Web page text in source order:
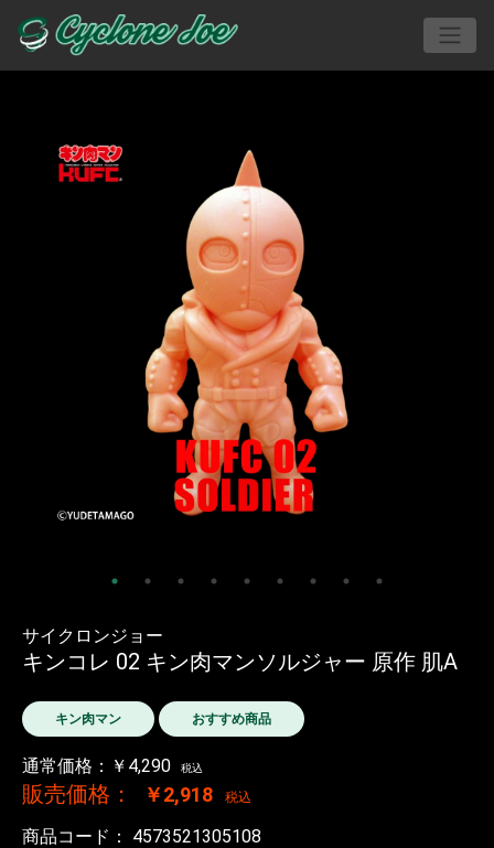
サイクロンジョー
キンコレ 02 キン肉マンソルジャー 原作 肌A
キン肉マン おすすめ商品
通常価格：￥4,290 税込
販売価格： ￥2,918 税込
商品コード： 4573521305108